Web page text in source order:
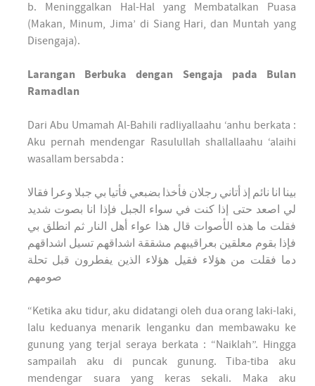
b. Meninggalkan Hal-Hal yang Membatalkan Puasa
(Makan, Minum, Jima’ di Siang Hari, dan Muntah yang
Disengaja).
Larangan Berbuka dengan Sengaja pada Bulan
Ramadlan
Dari Abu Umamah Al-Bahili radliyallaahu ‘anhu berkata :
Aku pernah mendengar Rasulullah shallallaahu ‘alaihi
wasallam bersabda :
بينا انا نائم إذ أتاني رجلان فأخذا بضبعي فأتيا بي جبلا وعرا فقالا
لي اصعد حتى إذا كنت في سواء الجبل فإذا انا بصوت شديد
فقلت ما هذه الأصوات قال هذا عواء أهل النار ثم انطلق بي
فإذا بقوم معلقين بعراقيبهم مشققة اشداقهم تسيل اشداقهم
دما فقلت من هؤلاء فقيل هؤلاء الذين يفطرون قبل تحلة
صومهم
“Ketika aku tidur, aku didatangi oleh dua orang laki-laki,
lalu keduanya menarik lenganku dan membawaku ke
gunung yang terjal seraya berkata : “Naiklah”. Hingga
sampailah aku di puncak gunung. Tiba-tiba aku
mendengar suara yang keras sekali. Maka aku